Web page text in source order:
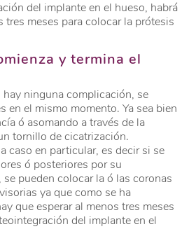
del implante en el hueso, habrá
tres meses para colocar la prótesis
y termina el
ninguna complicación, se
en el mismo momento. Ya sea bien
ó asomando a través de la
tornillo de cicatrización.
caso en particular, es decir si se
ó posteriores por su
pueden colocar la ó las coronas
ya que como se ha
que esperar al menos tres meses
del implante en el